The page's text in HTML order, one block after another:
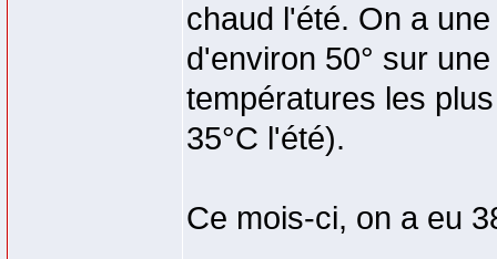
chaud l'été. On a
d'environ 50° sur
températures les
35°C l'été).
Ce mois-ci, on a eu